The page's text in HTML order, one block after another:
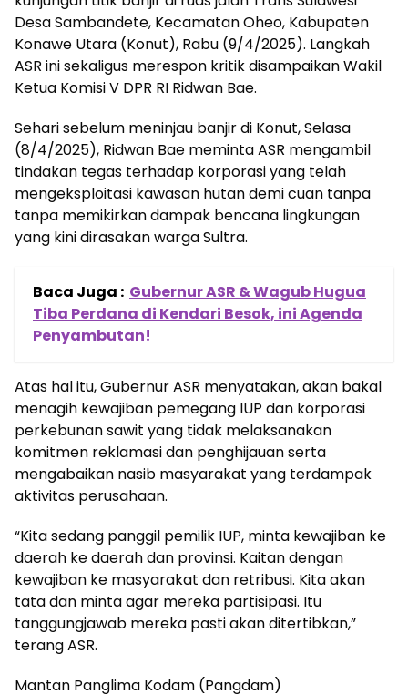
Desa Sambandete, Kecamatan Oheo, Kabupaten
Konawe Utara (Konut), Rabu (9/4/2025). Langkah
ASR ini sekaligus merespon kritik disampaikan Wakil
Ketua Komisi V DPR RI Ridwan Bae.
Sehari sebelum meninjau banjir di Konut, Selasa
(8/4/2025), Ridwan Bae meminta ASR mengambil
tindakan tegas terhadap korporasi yang telah
mengeksploitasi kawasan hutan demi cuan tanpa
tanpa memikirkan dampak bencana lingkungan
yang kini dirasakan warga Sultra.
Baca Juga : Gubernur ASR & Wagub Hugua
Tiba Perdana di Kendari Besok, ini Agenda
Penyambutan!
Atas hal itu, Gubernur ASR menyatakan, akan bakal
menagih kewajiban pemegang IUP dan korporasi
perkebunan sawit yang tidak melaksanakan
komitmen reklamasi dan penghijauan serta
mengabaikan nasib masyarakat yang terdampak
aktivitas perusahaan.
“Kita sedang panggil pemilik IUP, minta kewajiban ke
daerah ke daerah dan provinsi. Kaitan dengan
kewajiban ke masyarakat dan retribusi. Kita akan
tata dan minta agar mereka partisipasi. Itu
tanggungjawab mereka pasti akan ditertibkan,”
terang ASR.
Mantan Panglima Kodam (Pangdam)